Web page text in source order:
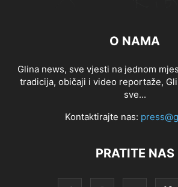
O NAMA
Glina news, sve vjesti na jednom
tradicija, običaji i video reportaže,
sve...
Kontaktirajte nas:
PRATITE NAS